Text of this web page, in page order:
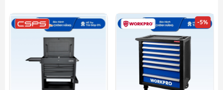
-5%